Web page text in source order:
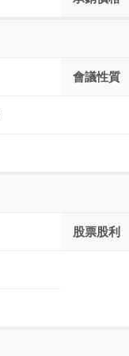
會議性質
股票股利